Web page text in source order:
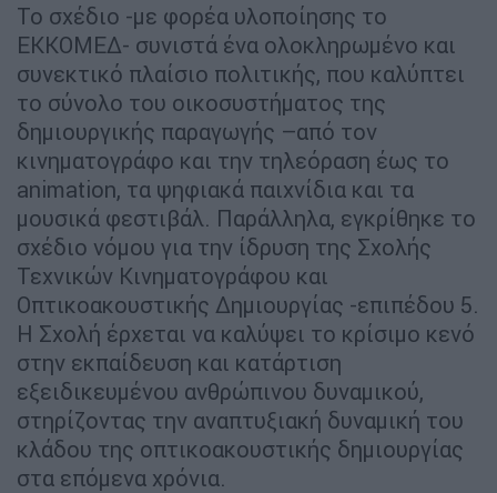
Το σχέδιο -με φορέα υλοποίησης το
ΕΚΚΟΜΕΔ- συνιστά ένα ολοκληρωμένο και
συνεκτικό πλαίσιο πολιτικής, που καλύπτει
το σύνολο του οικοσυστήματος της
δημιουργικής παραγωγής –από τον
κινηματογράφο και την τηλεόραση έως το
animation, τα ψηφιακά παιχνίδια και τα
μουσικά φεστιβάλ. Παράλληλα, εγκρίθηκε το
σχέδιο νόμου για την ίδρυση της Σχολής
Τεχνικών Κινηματογράφου και
Οπτικοακουστικής Δημιουργίας -επιπέδου 5.
Η Σχολή έρχεται να καλύψει το κρίσιμο κενό
στην εκπαίδευση και κατάρτιση
εξειδικευμένου ανθρώπινου δυναμικού,
στηρίζοντας την αναπτυξιακή δυναμική του
κλάδου της οπτικοακουστικής δημιουργίας
στα επόμενα χρόνια.